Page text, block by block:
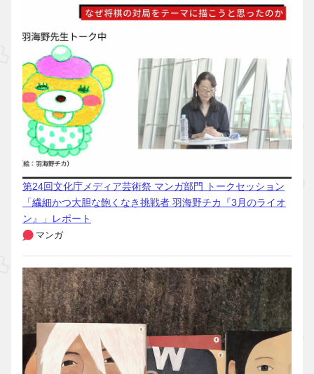
第24回文化庁メディア芸術祭 マンガ部門 トークセッション
「繊細かつ大胆な飽くなき挑戦者 羽海野チカ『3月のライオ
ン』」レポート
マンガ